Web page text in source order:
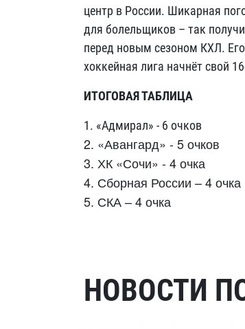
центр в России. Шикарная
для болельщиков – так
перед новым сезоном КХЛ.
хоккейная лига начнёт свой
ИТОГОВАЯ ТАБЛИЦА
1. «Адмирал» - 6 очков
2. «Авангард» - 5 очков
3. ХК «Сочи» - 4 очка
4. Сборная России – 4 очка
5. СКА – 4 очка
НОВОСТИ